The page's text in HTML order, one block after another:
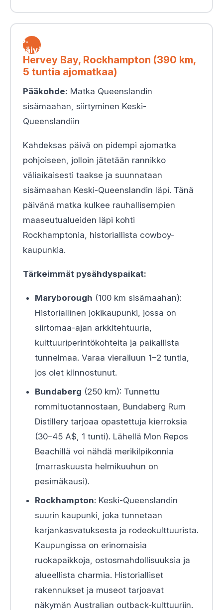
8.
päivä
Hervey Bay, Rockhampton (390 km,
5 tuntia ajomatkaa)
Pääkohde: Matka Queenslandin
sisämaahan, siirtyminen Keski-
Queenslandiin
Kahdeksas päivä on pidempi ajomatka
pohjoiseen, jolloin jätetään rannikko
väliaikaisesti taakse ja suunnataan
sisämaahan Keski-Queenslandin läpi. Tänä
päivänä matka kulkee rauhallisempien
maaseutualueiden läpi kohti
Rockhamptonia, historiallista cowboy-
kaupunkia.
Tärkeimmät pysähdyspaikat:
Maryborough (100 km sisämaahan):
Historiallinen jokikaupunki, jossa on
siirtomaa-ajan arkkitehtuuria,
kulttuuriperintökohteita ja paikallista
tunnelmaa. Varaa vierailuun 1–2 tuntia,
jos olet kiinnostunut.
Bundaberg (250 km): Tunnettu
rommituotannostaan, Bundaberg Rum
Distillery tarjoaa opastettuja kierroksia
(30–45 A$, 1 tunti). Lähellä Mon Repos
Beachillä voi nähdä merikilpikonnia
(marraskuusta helmikuuhun on
pesimäkausi).
Rockhampton: Keski-Queenslandin
suurin kaupunki, joka tunnetaan
karjankasvatuksesta ja rodeokulttuurista.
Kaupungissa on erinomaisia
ruokapaikkoja, ostosmahdollisuuksia ja
alueellista charmia. Historialliset
rakennukset ja museot tarjoavat
näkymän Australian outback-kulttuuriin.